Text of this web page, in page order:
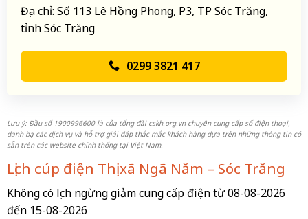
Địa chỉ: Số 113 Lê Hồng Phong, P3, TP Sóc Trăng,
tỉnh Sóc Trăng
0299 3821 417
Lưu ý: Đầu số 1900996600 là của tổng đài cskh.org.vn chuyên cung cấp số điện thoại,
danh bạ các dịch vụ và hỗ trợ giải đáp thắc mắc khách hàng dựa trên những thông tin có
sẵn trên các website chính thống tại Việt Nam.
Lịch cúp điện Thị xã Ngã Năm – Sóc Trăng
Không có lịch ngừng giảm cung cấp điện từ 08-08-2026
đến 15-08-2026